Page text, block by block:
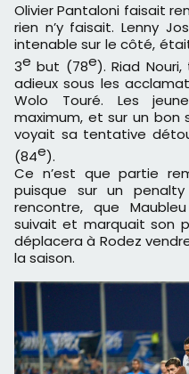
Olivier Pantaloni faisait
rien n’y faisait. Lenny
intenable sur le côté,
3e but (78e). Riad
adieux sous les
Wolo Touré. Les
maximum, et sur un bon
voyait sa tentative
(84e).
Ce n’est que partie
puisque sur un
rencontre, que
suivait et marquait son
déplacera à Rodez
la saison.